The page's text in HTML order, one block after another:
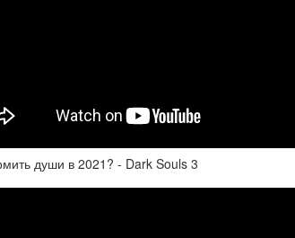
души в 2021? - Dark Souls 3